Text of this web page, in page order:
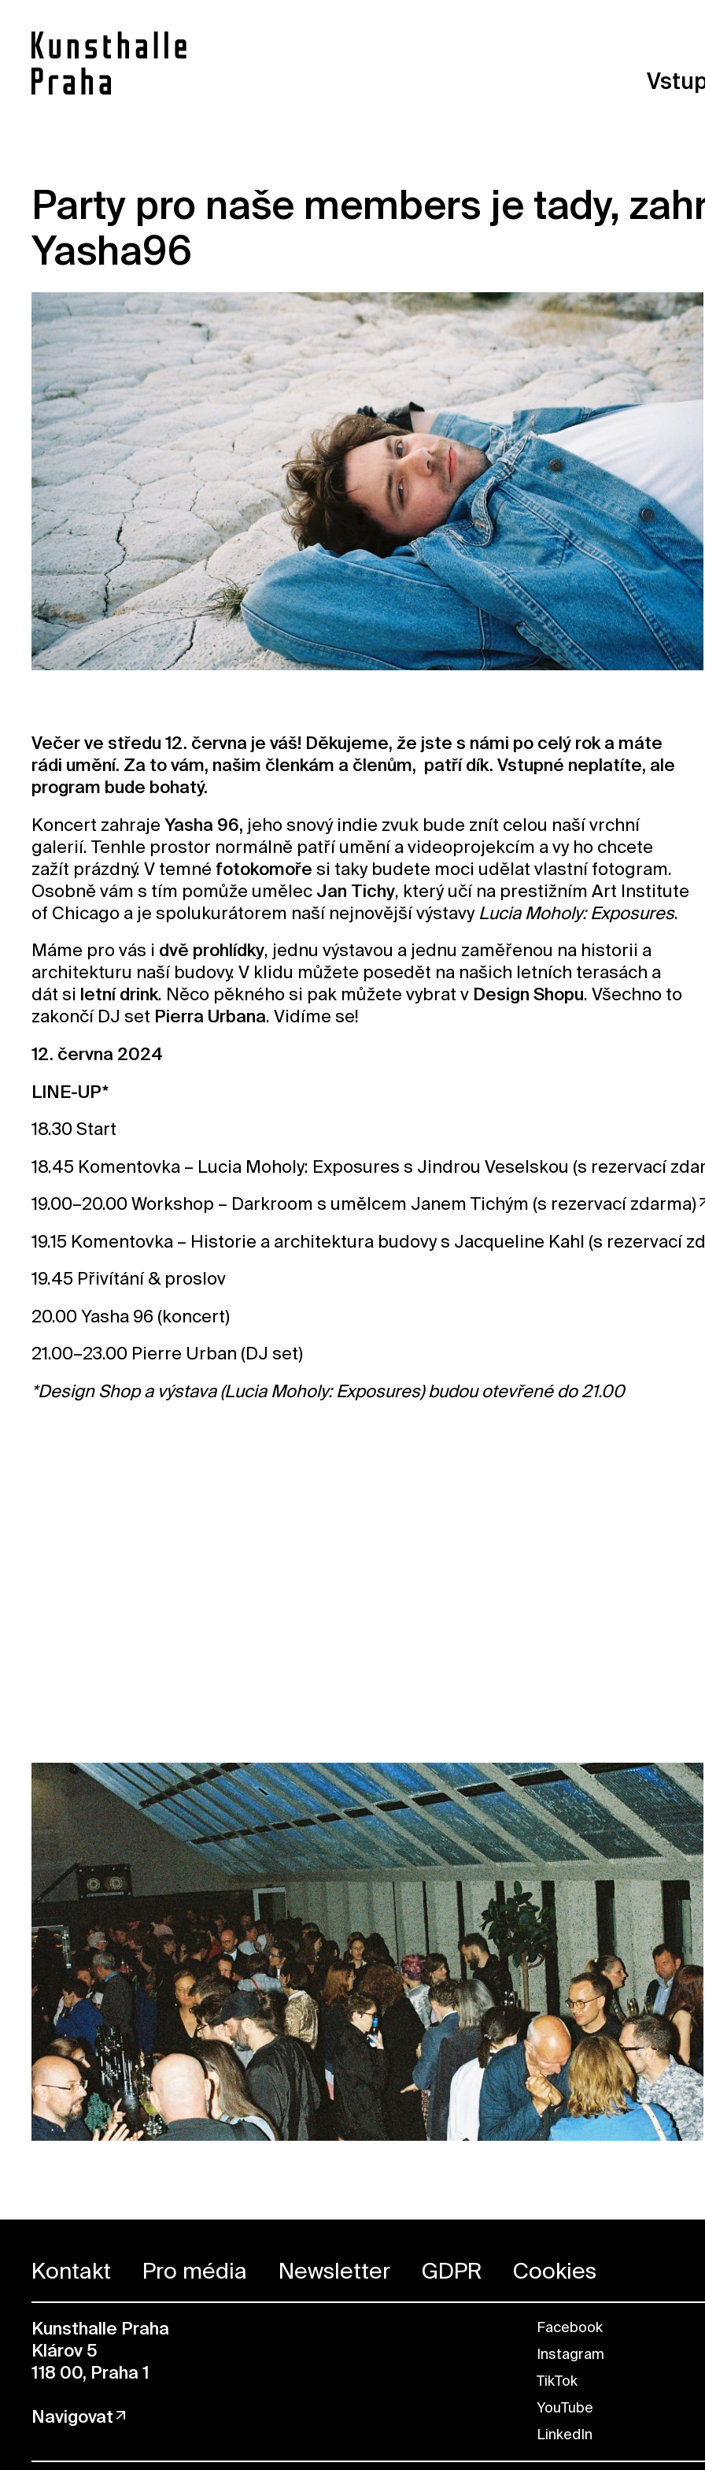
Novinky
Pro média
Pronájem prostor
Volné pozice
Party pro naše members je tady,
Yasha96
Večer ve středu 12. června je váš! Děkujeme, že jste s námi po celý rok a máte
rádi umění. Za to vám, našim členkám a členům, patří dík. Vstupné neplatíte, ale
program bude bohatý.
Koncert zahraje Yasha 96, jeho snový indie zvuk bude znít celou naší vrchní
galerií. Tenhle prostor normálně patří umění a videoprojekcím a vy ho chcete
zažít prázdný. V temné fotokomoře si taky budete moci udělat vlastní fotogram.
Osobně vám s tím pomůže umělec Jan Tichy, který učí na prestižním Art Institute
of Chicago a je spolukurátorem naší nejnovější výstavy Lucia Moholy: Exposures.
Máme pro vás i dvě prohlídky, jednu výstavou a jednu zaměřenou na historii a
architekturu naší budovy. V klidu můžete posedět na našich letních terasách a
dát si letní drink. Něco pěkného si pak můžete vybrat v Design Shopu. Všechno to
zakončí DJ set Pierra Urbana. Vidíme se!
12. června 2024
LINE-UP*
18.30 Start
18.45 Komentovka – Lucia Moholy: Exposures s Jindrou Veselskou (s rezervací
19.00–20.00 Workshop – Darkroom s umělcem Janem Tichým (s rezervací zdarma)
19.15 Komentovka – Historie a architektura budovy s Jacqueline Kahl (s rezervací
19.45 Přivítání & proslov
20.00 Yasha 96 (koncert)
21.00–23.00 Pierre Urban (DJ set)
*Design Shop a výstava (Lucia Moholy: Exposures) budou otevřené do 21.00
Kontakt Pro média Newsletter GDPR Cookies
Kunsthalle Praha
Klárov 5
118 00, Praha 1
Navigovat
Facebook
Instagram
TikTok
YouTube
LinkedIn